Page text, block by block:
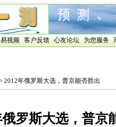
视频 客户反馈 心友论坛 为您服务
2012年俄罗斯大选，普京能否胜出
俄罗斯大选，普京